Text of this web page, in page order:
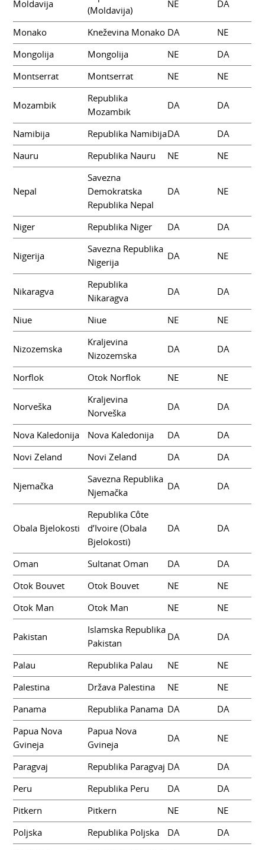
Moldavija
(Moldavija)
NE DA
Monako Kneževina Monako DA
NE
Mongolija
Mongolija NE
DA
Montserrat
Montserrat NE NE
Mozambik
Republika
Mozambik
DA DA
Namibija Republika NamibijaDA
DA
Nauru
Republika Nauru NE NE
Nepal
Savezna
Demokratska
Republika Nepal
DA NE
Niger Republika Niger DA DA
Nigerija
Savezna Republika
Nigerija
DA NE
Nikaragva
Republika
Nikaragva
DA DA
Niue Niue NE NE
Nizozemska
Kraljevina
Nizozemska
DA DA
Norflok Otok Norflok NE NE
Norveška
Kraljevina
Norveška
DA DA
Nova Kaledonija Nova Kaledonija DA
DA
Novi Zeland
Novi Zeland DA DA
Njemačka
Savezna Republika
Njemačka
DA DA
Obala Bjelokosti
Republika Côte
d’Ivoire (Obala
Bjelokosti)
DA DA
Oman Sultanat Oman DA
DA
Otok Bouvet
Otok Bouvet NE
NE
Otok Man
Otok Man NE NE
Pakistan
Islamska Republika
Pakistan
DA DA
Palau Republika Palau NE
NE
Palestina
Država Palestina NE
NE
Panama
Republika Panama DA
DA
Papua Nova
Gvineja
Papua Nova
Gvineja
DA NE
Paragvaj Republika Paragvaj DA
DA
Peru
Republika Peru DA
DA
Pitkern
Pitkern NE
NE
Poljska
Republika Poljska DA
DA